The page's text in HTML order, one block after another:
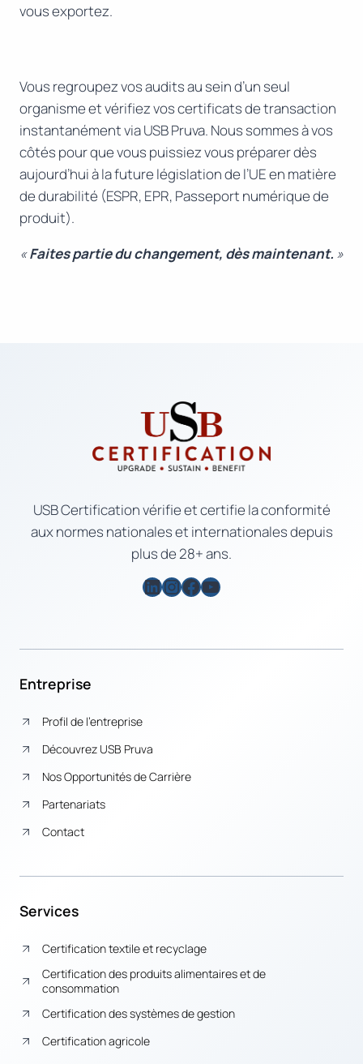
vous exportez.
Vous regroupez vos audits au sein d’un seul
organisme et vérifiez vos certificats de transaction
instantanément via USB Pruva. Nous sommes à vos
côtés pour que vous puissiez vous préparer dès
aujourd’hui à la future législation de l’UE en matière
de durabilité (ESPR, EPR, Passeport numérique de
produit).
«Faites partie du changement, dès maintenant. »
USB Certification vérifie et certifie la conformité
aux normes nationales et internationales depuis
plus de 28+ ans.
LinkedIn
Instagram
Facebook
YouTube
Entreprise
Profil de l’entreprise
Découvrez USB Pruva
Nos Opportunités de Carrière
Partenariats
Contact
Services
Certification textile et recyclage
Certification des produits alimentaires et de
consommation
Certification des systèmes de gestion
Certification agricole